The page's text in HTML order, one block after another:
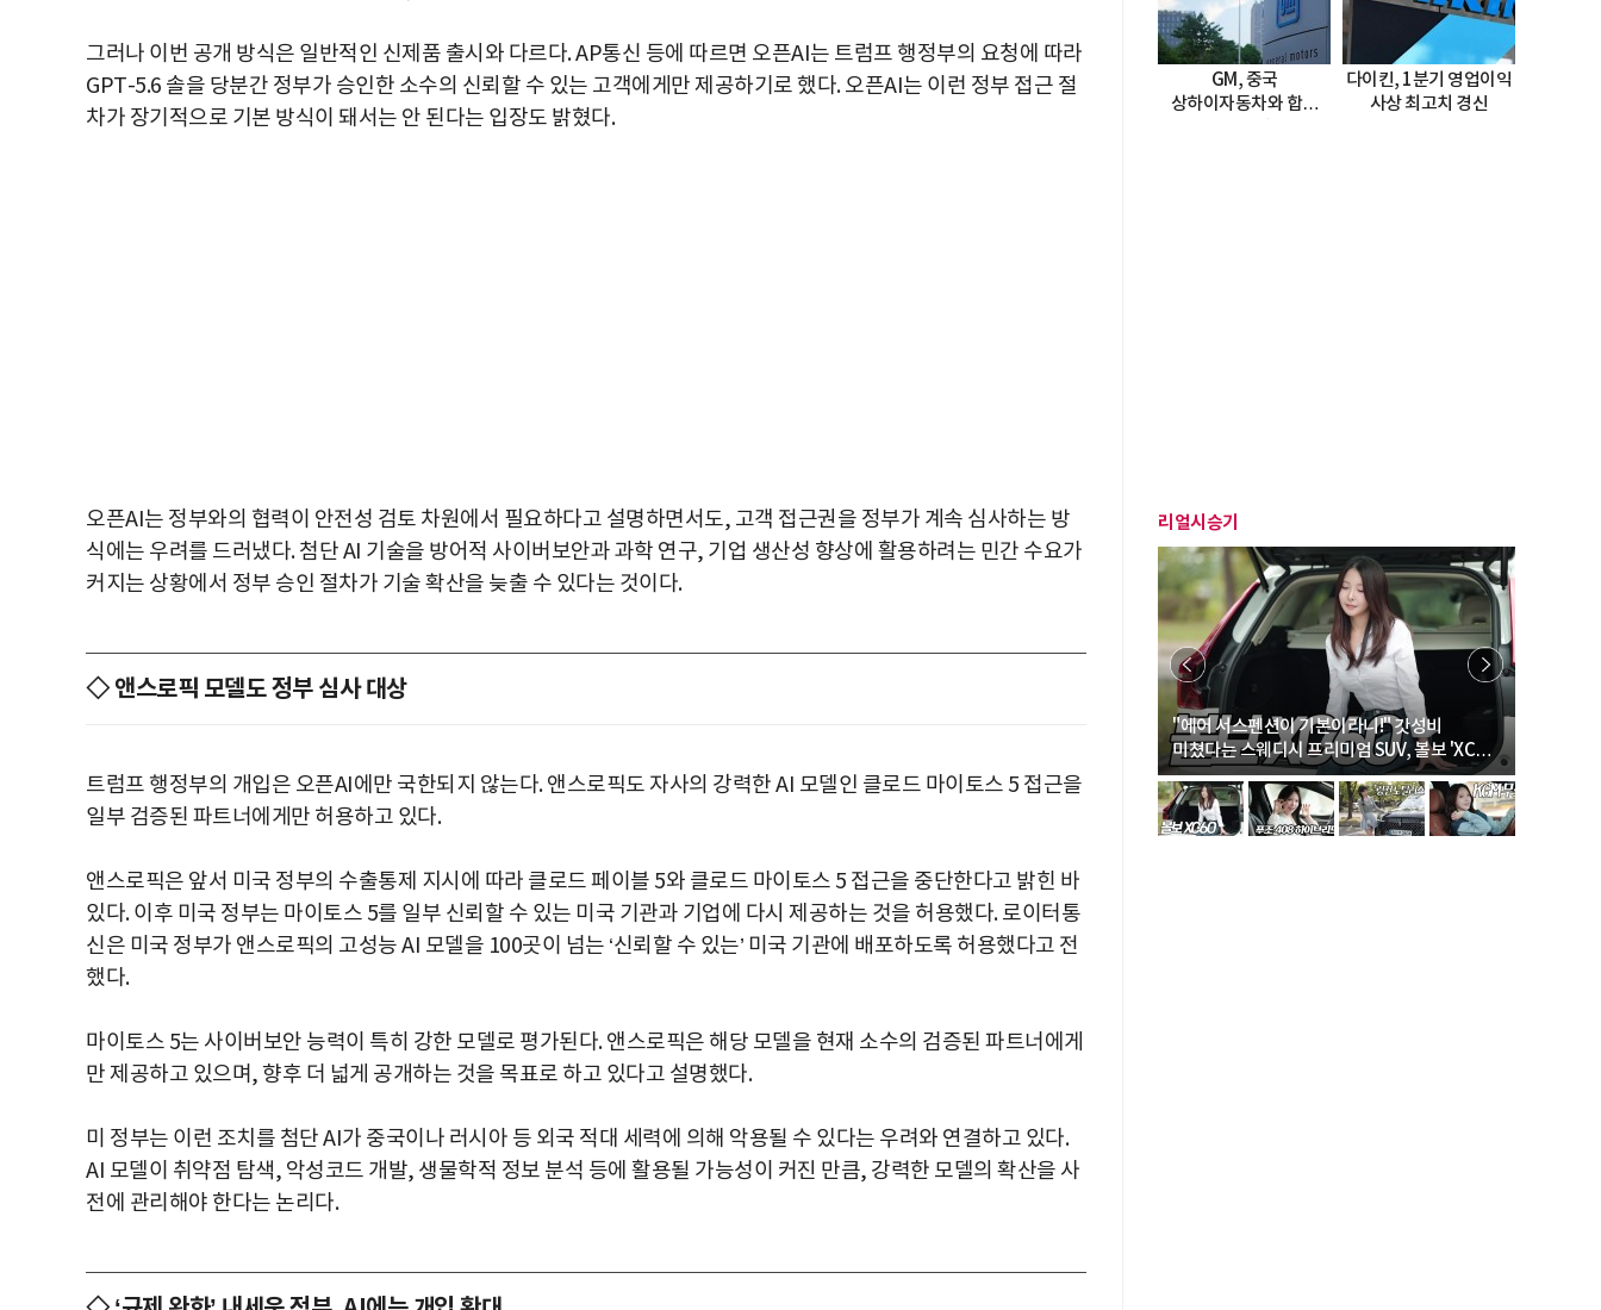
그러나 이번 공개 방식은 일반적인 신제품 출시와 다르다. AP통신 등에 따르면 오픈AI는 트럼프 행정부의 요청에 따라
GPT-5.6 솔을 당분간 정부가 승인한 소수의 신뢰할 수 있는 고객에게만 제공하기로 했다. 오픈AI는 이런 정부 접근 절
차가 장기적으로 기본 방식이 돼서는 안 된다는 입장도 밝혔다.
오픈AI는 정부와의 협력이 안전성 검토 차원에서 필요하다고 설명하면서도, 고객 접근권을 정부가 계속 심사하는 방
식에는 우려를 드러냈다. 첨단 AI 기술을 방어적 사이버보안과 과학 연구, 기업 생산성 향상에 활용하려는 민간 수요가
커지는 상황에서 정부 승인 절차가 기술 확산을 늦출 수 있다는 것이다.
◇ 앤스로픽 모델도 정부 심사 대상
트럼프 행정부의 개입은 오픈AI에만 국한되지 않는다. 앤스로픽도 자사의 강력한 AI 모델인 클로드 마이토스 5 접근을
일부 검증된 파트너에게만 허용하고 있다.
앤스로픽은 앞서 미국 정부의 수출통제 지시에 따라 클로드 페이블 5와 클로드 마이토스 5 접근을 중단한다고 밝힌 바
있다. 이후 미국 정부는 마이토스 5를 일부 신뢰할 수 있는 미국 기관과 기업에 다시 제공하는 것을 허용했다. 로이터통
신은 미국 정부가 앤스로픽의 고성능 AI 모델을 100곳이 넘는 ‘신뢰할 수 있는’ 미국 기관에 배포하도록 허용했다고 전
했다.
마이토스 5는 사이버보안 능력이 특히 강한 모델로 평가된다. 앤스로픽은 해당 모델을 현재 소수의 검증된 파트너에게
만 제공하고 있으며, 향후 더 넓게 공개하는 것을 목표로 하고 있다고 설명했다.
미 정부는 이런 조치를 첨단 AI가 중국이나 러시아 등 외국 적대 세력에 의해 악용될 수 있다는 우려와 연결하고 있다.
AI 모델이 취약점 탐색, 악성코드 개발, 생물학적 정보 분석 등에 활용될 가능성이 커진 만큼, 강력한 모델의 확산을 사
전에 관리해야 한다는 논리다.
GM, 중국
상하이자동차와 합작
다이킨, 1분기 영업이익
사상 최고치 경신
리얼시승기
"에어 서스펜션이 기본이라니!" 갓성비
미쳤다는 스웨디시 프리미엄 SUV, 볼보 'XC60
B5 울트라'